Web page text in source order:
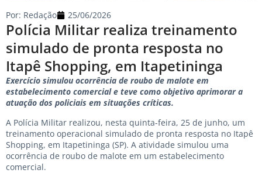
Polícia Militar realiza treinamento
simulado de pronta resposta no
Itapê Shopping, em Itapetininga
Por: Redação 25/06/2026
Exercício simulou ocorrência de roubo de malote em
estabelecimento comercial e teve como objetivo aprimorar a
atuação dos policiais em situações críticas.
A Polícia Militar realizou, nesta quinta-feira, 25 de junho, um
treinamento operacional simulado de pronta resposta no Itapê
Shopping, em Itapetininga (SP). A atividade simulou uma
ocorrência de roubo de malote em um estabelecimento
comercial.